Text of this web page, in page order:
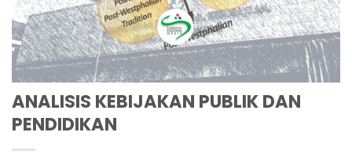
ANALISIS KEBIJAKAN PUBLIK DAN
PENDIDIKAN